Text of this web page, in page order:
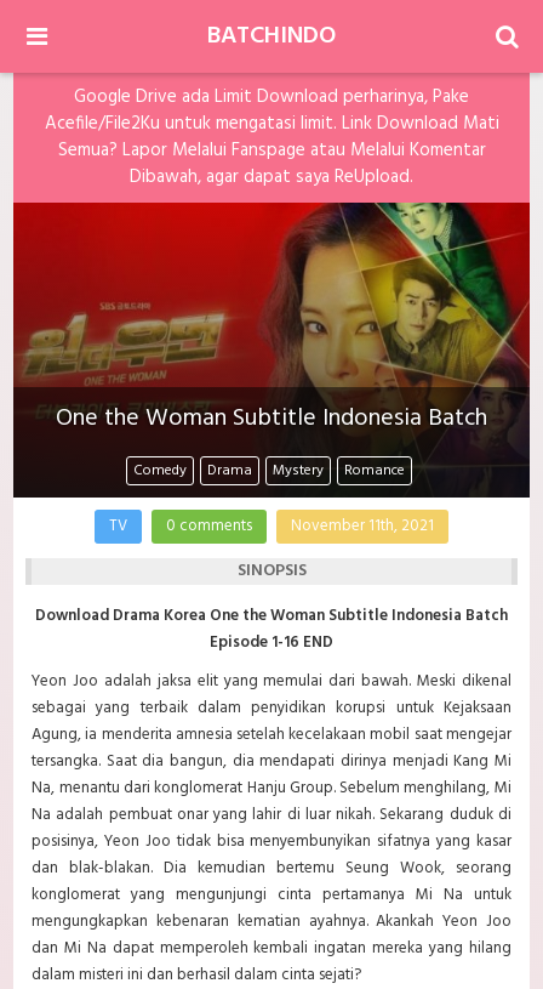
BATCHINDO
Google Drive ada Limit Download perharinya, Pake
Acefile/File2Ku untuk mengatasi limit. Link Download Mati
Semua? Lapor Melalui Fanspage atau Melalui Komentar
Dibawah, agar dapat saya ReUpload.
One the Woman Subtitle Indonesia Batch
Comedy Drama Mystery Romance
TV 0 comments November 11th, 2021
SINOPSIS
Download Drama Korea One the Woman Subtitle Indonesia Batch
Episode 1-16 END
Yeon Joo adalah jaksa elit yang memulai dari bawah. Meski dikenal
sebagai yang terbaik dalam penyidikan korupsi untuk Kejaksaan
Agung, ia menderita amnesia setelah kecelakaan mobil saat mengejar
tersangka. Saat dia bangun, dia mendapati dirinya menjadi Kang Mi
Na, menantu dari konglomerat Hanju Group. Sebelum menghilang, Mi
Na adalah pembuat onar yang lahir di luar nikah. Sekarang duduk di
posisinya, Yeon Joo tidak bisa menyembunyikan sifatnya yang kasar
dan blak-blakan. Dia kemudian bertemu Seung Wook, seorang
konglomerat yang mengunjungi cinta pertamanya Mi Na untuk
mengungkapkan kebenaran kematian ayahnya. Akankah Yeon Joo
dan Mi Na dapat memperoleh kembali ingatan mereka yang hilang
dalam misteri ini dan berhasil dalam cinta sejati?